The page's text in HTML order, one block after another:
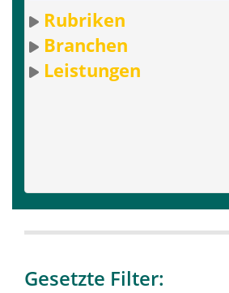
Rubriken
Branchen
Leistungen
Gesetzte Filter: